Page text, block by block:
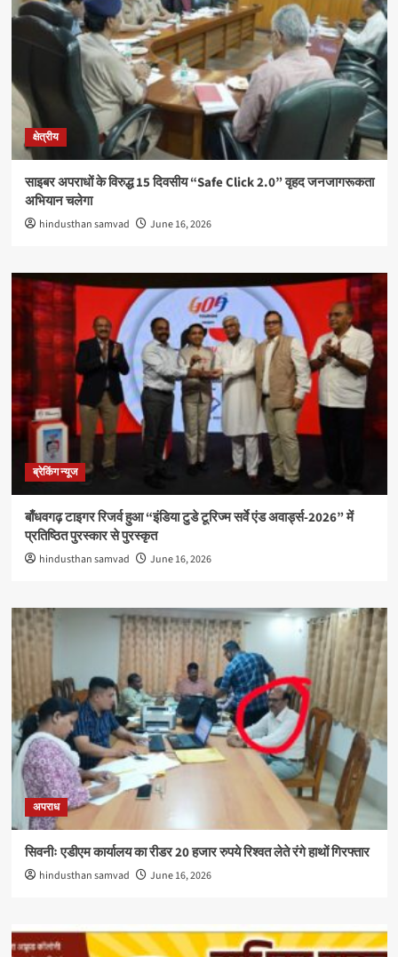
क्षेत्रीय
साइबर अपराधों के विरुद्ध 15 दिवसीय “Safe Click 2.0” वृहद जनजागरूकता
अभियान चलेगा
hindusthan samvad June 16, 2026
ब्रेकिंग न्यूज
बाँधवगढ़ टाइगर रिजर्व हुआ “इंडिया टुडे टूरिज्म सर्वे एंड अवार्ड्स-2026” में
प्रतिष्ठित पुरस्कार से पुरस्कृत
hindusthan samvad June 16, 2026
अपराध
सिवनीः एडीएम कार्यालय का रीडर 20 हजार रुपये रिश्वत लेते रंगे हाथों गिरफ्तार
hindusthan samvad June 16, 2026